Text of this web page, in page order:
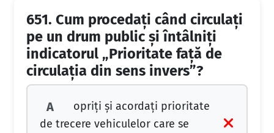
651. Cum procedaţi când circulaţi
pe un drum public şi întâlniţi
indicatorul „Prioritate faţă de
circulaţia din sens invers”?
A
opriţi şi acordaţi prioritate
de trecere vehiculelor care se